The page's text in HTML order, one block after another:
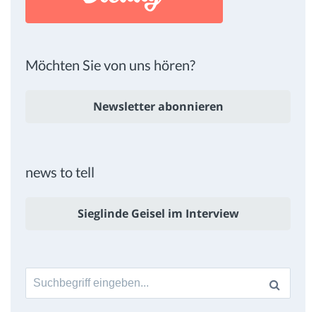
Möchten Sie von uns hören?
Newsletter abonnieren
news to tell
Sieglinde Geisel im Interview
Suche
nach: